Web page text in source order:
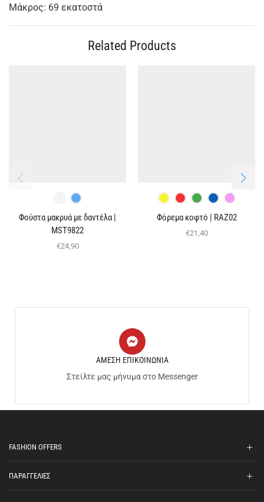
Μάκρος: 69 εκατοστά
Related Products
Φούστα μακρυά με δαντέλα |
MST9822
€24,90
Φόρεμα κοφτό | RAZ02
€21,40
ΑΜΕΣΗ ΕΠΙΚΟΙΝΩΝΙΑ
Στείλτε μας μήνυμα στο Messenger
FASHION OFFERS
ΠΑΡΑΓΓΕΛΙΕΣ